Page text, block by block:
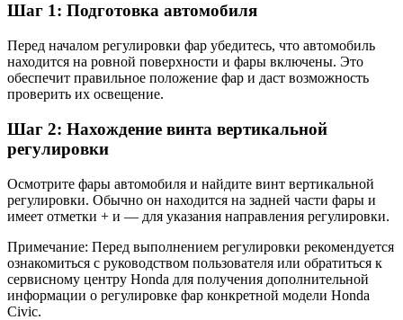
Шаг 1: Подготовка автомобиля
Перед началом регулировки фар убедитесь, что автомобиль
находится на ровной поверхности и фары включены. Это
обеспечит правильное положение фар и даст возможность
проверить их освещение.
Шаг 2: Нахождение винта вертикальной
регулировки
Осмотрите фары автомобиля и найдите винт вертикальной
регулировки. Обычно он находится на задней части фары и
имеет отметки + и — для указания направления регулировки.
Примечание: Перед выполнением регулировки рекомендуется
ознакомиться с руководством пользователя или обратиться к
сервисному центру Honda для получения дополнительной
информации о регулировке фар конкретной модели Honda
Civic.